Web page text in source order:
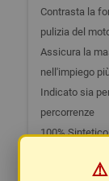
Contrasta la
pulizia del
Assicura la
nell'impiego
Indicato sia
percorrenze
100% Sintetico
⚠️